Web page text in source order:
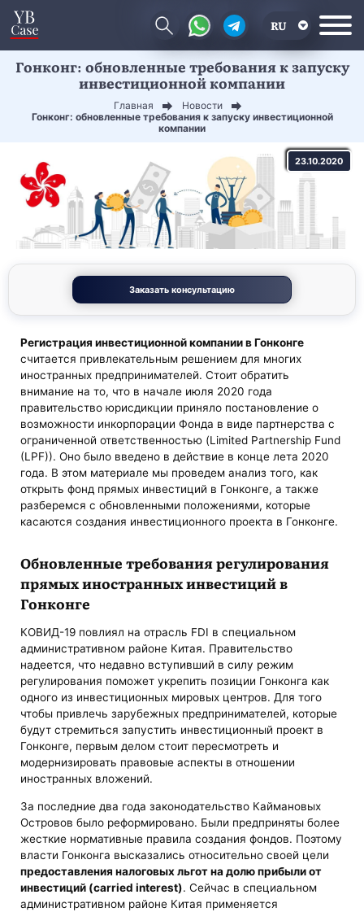
RU
EN
Гонконг: обновленные требования к запуску
инвестиционной компании
Главная
Новости
Гонконг: обновленные требования к запуску инвестиционной
компании
23.10.2020
Заказать консультацию
Регистрация инвестиционной компании в Гонконге
считается привлекательным решением для многих
иностранных предпринимателей. Стоит обратить
внимание на то, что в начале июля 2020 года
правительство юрисдикции приняло постановление о
возможности инкорпорации Фонда в виде партнерства с
ограниченной ответственностью (Limited Partnership Fund
(LPF)). Оно было введено в действие в конце лета 2020
года. В этом материале мы проведем анализ того, как
открыть фонд прямых инвестиций в Гонконге, а также
разберемся с обновленными положениями, которые
касаются создания инвестиционного проекта в Гонконге.
Обновленные требования регулирования
прямых иностранных инвестиций в
Гонконге
КОВИД-19 повлиял на отрасль FDI в специальном
административном районе Китая. Правительство
надеется, что недавно вступивший в силу режим
регулирования поможет укрепить позиции Гонконга как
одного из инвестиционных мировых центров. Для того
чтобы привлечь зарубежных предпринимателей, которые
будут стремиться запустить инвестиционный проект в
Гонконге, первым делом стоит пересмотреть и
модернизировать правовые аспекты в отношении
иностранных вложений.
За последние два года законодательство Каймановых
Островов было реформировано. Были предприняты более
жесткие нормативные правила создания фондов. Поэтому
власти Гонконга высказались относительно своей цели
предоставления налоговых льгот на долю прибыли от
инвестиций (carried interest). Сейчас в специальном
административном районе Китая применяется